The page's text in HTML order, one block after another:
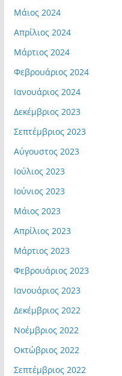
Μάιος 2024
Απρίλιος 2024
Μάρτιος 2024
Φεβρουάριος 2024
Ιανουάριος 2024
Δεκέμβριος 2023
Σεπτέμβριος 2023
Αύγουστος 2023
Ιούλιος 2023
Ιούνιος 2023
Μάιος 2023
Απρίλιος 2023
Μάρτιος 2023
Φεβρουάριος 2023
Ιανουάριος 2023
Δεκέμβριος 2022
Νοέμβριος 2022
Οκτώβριος 2022
Σεπτέμβριος 2022